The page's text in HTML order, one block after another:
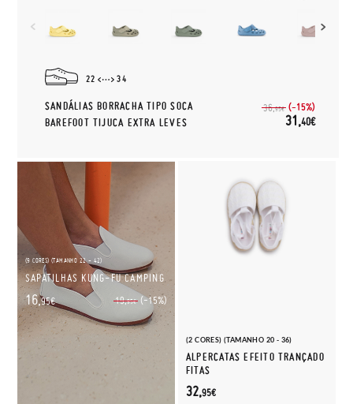
22 34
SANDÁLIAS BORRACHA TIPO SOCA
BAREFOOT TIJUCA EXTRA LEVES
36,95€ (-15%)
31,40€
(9 CORES) (TAMANHO 22 - 42)
SAPATILHAS KUNG-FU CAMPING
19,95€ (-15%)
16,95€
(2 CORES) (TAMANHO 20 - 36)
ALPERCATAS EFEITO TRANÇADO
FITAS
32,95€